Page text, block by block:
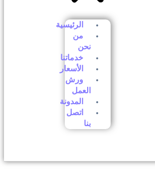
الرئيسية
من
نحن
خدماتنا
الأسعار
ورش
العمل
المدونة
اتصل
بنا